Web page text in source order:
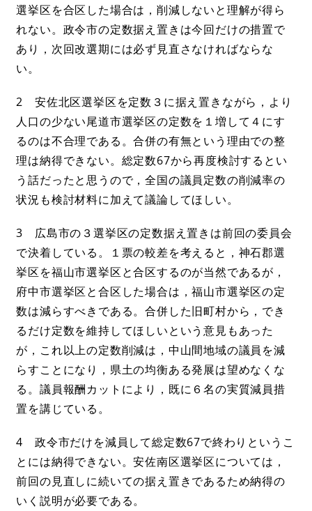
選挙区を合区した場合は，削減しないと理解が得ら
れない。政令市の定数据え置きは今回だけの措置で
あり，次回改選期には必ず見直さなければならな
い。
2 安佐北区選挙区を定数３に据え置きながら，より
人口の少ない尾道市選挙区の定数を１増して４にす
るのは不合理である。合併の有無という理由での整
理は納得できない。総定数67から再度検討するとい
う話だったと思うので，全国の議員定数の削減率の
状況も検討材料に加えて議論してほしい。
3 広島市の３選挙区の定数据え置きは前回の委員会
で決着している。１票の較差を考えると，神石郡選
挙区を福山市選挙区と合区するのが当然であるが，
府中市選挙区と合区した場合は，福山市選挙区の定
数は減らすべきである。合併した旧町村から，でき
るだけ定数を維持してほしいという意見もあった
が，これ以上の定数削減は，中山間地域の議員を減
らすことになり，県土の均衡ある発展は望めなくな
る。議員報酬カットにより，既に６名の実質減員措
置を講じている。
4 政令市だけを減員して総定数67で終わりというこ
とには納得できない。安佐南区選挙区については，
前回の見直しに続いての据え置きであるため納得の
いく説明が必要である。